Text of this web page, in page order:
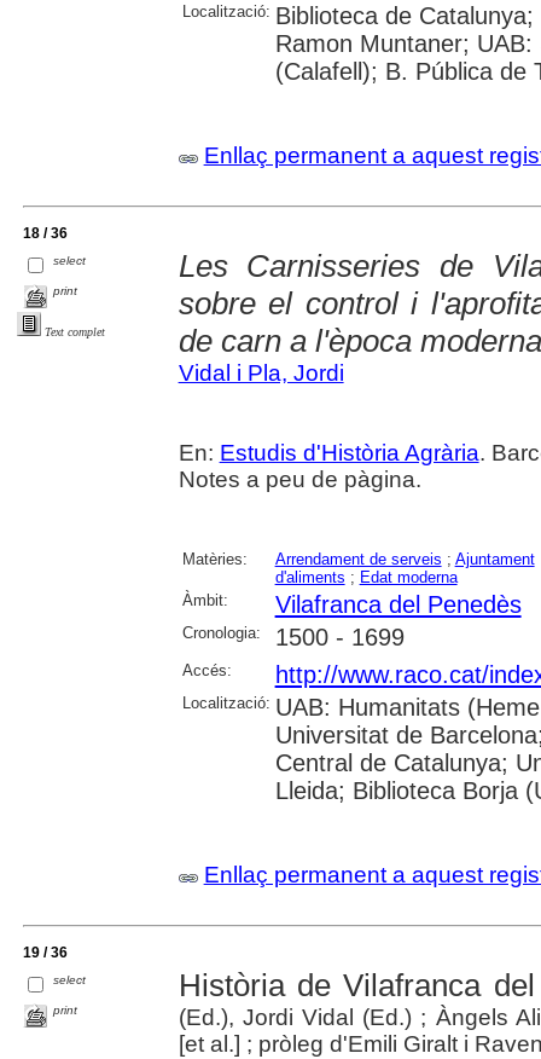
Localització: Biblioteca de
Ramon Muntaner; UAB:
(Calafell); B. Pública de
Enllaç permanent a aquest
18 / 36
select
print
Text complet
Les Carnisseries de
sobre el control i
de carn a l'època moderna
Vidal i Pla, Jordi
En: Estudis d'Història Agrària.
Notes a peu de pàgina.
Matèries: Arrendament de serveis ; Ajuntament
d'aliments ; Edat moderna
Àmbit:
Vilafranca del Penedès
Cronologia: 1500 - 1699
Accés: http://www.raco.cat/
Localització: UAB: Humanitats
Universitat de
Central de Catalunya;
Lleida; Biblioteca Borja
Enllaç permanent a aquest
19 / 36
select
print
Història de Vilafranca
(Ed.), Jordi Vidal (Ed.) ; Àngels
[et al.] ; pròleg d'Emili Giralt i